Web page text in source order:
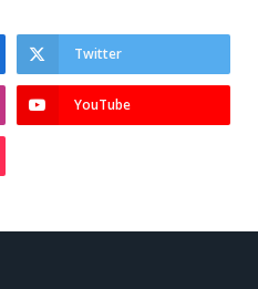
Twitter
YouTube